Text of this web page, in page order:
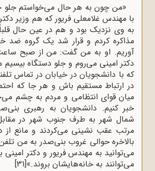
«من چون به هر حال می‌خواستم جلو
با مهندس غلامعلی فریور که هم وزیر
به وی نزدیک بود و هم در عین حال
مذاکره کردم و قرار شد یک گروه ضد
آوریم. او به من گفت: من از صبح
دکتر امینی می‌روم و جلو دستگاه
که با دانشجویان در خیابان در تماس
در ارتباط مستقیم باش و هر جا که
میان قوای انتظامی و مردم به چشم
خبر کنیم. دانشجویان به رهبری
شمال شهر به طرف جنوب شهر در
مرتب عقب نشینی می‌کردند و مانع از
بالاخره حوالی غروب بنی‌صدر به من
می‌توانید به مهندس فریور و دکتر امینی
می‌توانند به خانه‌هایشان بروند.»[31]